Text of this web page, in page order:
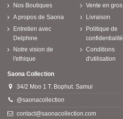
Nos Boutiques
A propos de Saona
Entretien avec
Delphine
Notre vision de
l'ethique
Vente en gros
Livraison
Politique de
confidentialité
Conditions
d'utilisation
Saona Collection
34/2 Moo 1 T. Bophut. Samui
@saonacollection
contact@saonacollection.com